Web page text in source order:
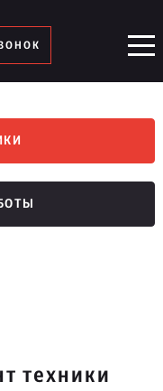
техники